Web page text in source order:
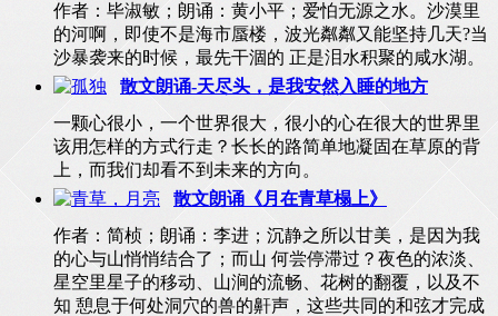
作者：毕淑敏；朗诵：黄小平；爱怕无源之水。沙漠里
的河啊，即使不是海市蜃楼，波光粼粼又能坚持几天?当
沙暴袭来的时候，最先干涸的 正是泪水积聚的咸水湖。
散文朗诵-天尽头，是我安然入睡的地方
一颗心很小，一个世界很大，很小的心在很大的世界里
该用怎样的方式行走？长长的路简单地凝固在草原的背
上，而我们却看不到未来的方向。
散文朗诵《月在青草榻上》
作者：简桢；朗诵：李进；沉静之所以甘美，是因为我
的心与山悄悄结合了；而山 何尝停滞过？夜色的浓淡、
星空里星子的移动、山涧的流畅、花树的翻覆，以及不
知 憩息于何处洞穴的兽的鼾声，这些共同的和弦才完成